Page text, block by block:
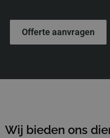
Offerte aanvragen
Wij bieden ons